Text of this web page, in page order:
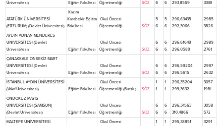
Üniversitesi)
Eğitim Fakültesi
Öğretmenliği
SÖZ
6
6
293,8569
3349
ATATÜRK ÜNİVERSİTESİ
(ERZURUM) (Devlet Üniversitesi)
Kazım
Karabekir Eğitim
Fakültesi
Okul Öncesi
Öğretmenliği
SÖZ
5
6
5
6
296,63435
292,3066
2985
3826
AYDIN ADNAN MENDERES
ÜNİVERSİTESİ (Devlet
Üniversitesi)
Eğitim Fakültesi
Okul Öncesi
Öğretmenliği
SÖZ
6
6
6
6
296,61649
296,0589
2989
2761
ÇANAKKALE ONSEKİZ MART
ÜNİVERSİTESİ (Devlet
Üniversitesi)
Eğitim Fakültesi
Okul Öncesi
Öğretmenliği
SÖZ
6
6
6
6
296,59204
296,5615
2997
2632
İSTANBUL AYDIN ÜNİVERSİTESİ
(Vakıf Üniversitesi)
Eğitim Fakültesi
Okul Öncesi
Öğretmenliği (Burslu)
SÖZ
1
1
1
1
296,35204
299,3632
3057
1981
ONDOKUZ MAYIS
ÜNİVERSİTESİ (SAMSUN)
(Devlet Üniversitesi)
Eğitim Fakültesi
Okul Öncesi
Öğretmenliği
SÖZ
6
6
6
6
296,34563
310,4866
3058
572
MALTEPE ÜNİVERSİTESİ
Okul Öncesi
1
1
295,38851
3291